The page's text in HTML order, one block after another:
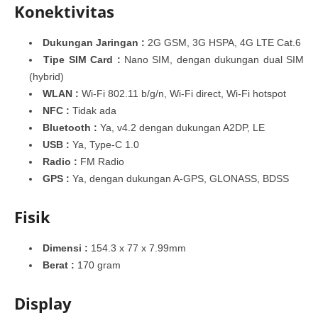
Konektivitas
Dukungan Jaringan : 2G GSM, 3G HSPA, 4G LTE Cat.6
Tipe SIM Card : Nano SIM, dengan dukungan dual SIM
(hybrid)
WLAN : Wi-Fi 802.11 b/g/n, Wi-Fi direct, Wi-Fi hotspot
NFC : Tidak ada
Bluetooth : Ya, v4.2 dengan dukungan A2DP, LE
USB : Ya, Type-C 1.0
Radio : FM Radio
GPS : Ya, dengan dukungan A-GPS, GLONASS, BDSS
Fisik
Dimensi : 154.3 x 77 x 7.99mm
Berat : 170 gram
Display